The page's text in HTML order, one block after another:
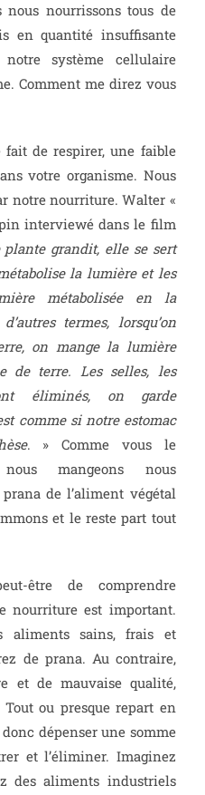
nous nourrissons tous de
en quantité insuffisante
système cellulaire
Comment me direz vous
de respirer, une faible
votre organisme. Nous
notre nourriture. Walter «
interviewé dans le film
plante grandit, elle se sert
la lumière et les
métabolisée en la
termes, lorsqu’on
on mange la lumière
de terre. Les selles, les
éliminés, on garde
comme si notre estomac
. » Comme vous le
mangeons nous
de l’aliment végétal
et le reste part tout
être de comprendre
nourriture est important.
aliments sains, frais et
de prana. Au contraire,
et de mauvaise qualité,
ou presque repart en
dépenser une somme
et l’éliminer. Imaginez
des aliments industriels